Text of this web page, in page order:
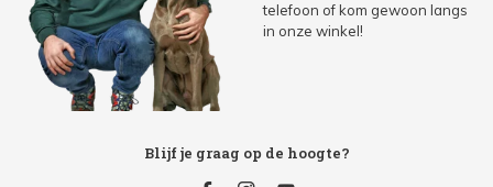
telefoon of kom gewoon langs
in onze winkel!
Blijf je graag op de hoogte?